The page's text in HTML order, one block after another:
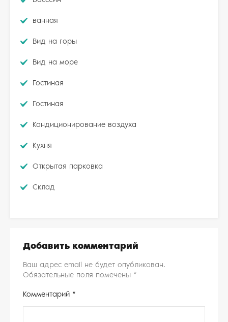
ванная
Вид на горы
Вид на море
Гостиная
Гостиная
Кондиционирование воздуха
Кухня
Открытая парковка
Склад
Добавить комментарий
Ваш адрес email не будет опубликован.
Обязательные поля помечены *
Комментарий *